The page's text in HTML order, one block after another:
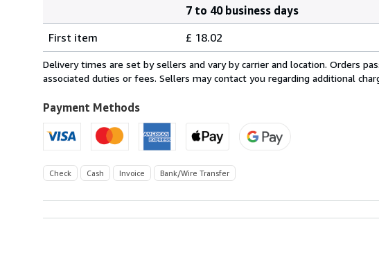
rates
from
Germany
U.S.A.
7 to 40 business days
First item
£ 18.02
Delivery times are set by sellers and vary by carrier and location. Orders
associated duties or fees. Sellers may contact you regarding additional
Payment Methods
Check Cash Invoice Bank/Wire Transfer